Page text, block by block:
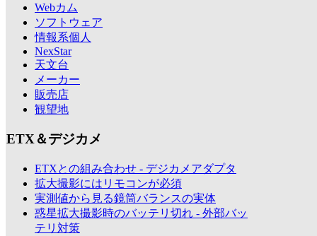
Webカム
ソフトウェア
情報系個人
NexStar
天文台
メーカー
販売店
観望地
ETX＆デジカメ
ETXとの組み合わせ - デジカメアダプタ
拡大撮影にはリモコンが必須
実測値から見る鏡筒バランスの実体
惑星拡大撮影時のバッテリ切れ - 外部バッ
テリ対策